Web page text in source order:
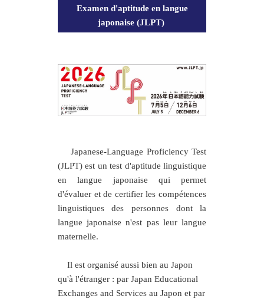
Examen d'aptitude en langue
japonaise (JLPT)
Japanese-Language Proficiency Test
(JLPT) est un test d'aptitude linguistique
en langue japonaise qui permet
d'évaluer et de certifier les compétences
linguistiques des personnes dont la
langue japonaise n'est pas leur langue
maternelle.
Il est organisé aussi bien au Japon
qu'à l'étranger : par Japan Educational
Exchanges and Services au Japon et par